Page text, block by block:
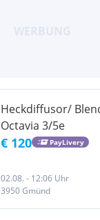
Heckdiffusor/
Octavia 3/5e
€ 120 PayLivery
02.08. - 12:06 Uhr
3950 Gmünd